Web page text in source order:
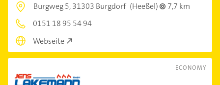
Burgweg 5,31303 Burgdorf (Heeßel)
7,7 km
0151 18 95 54 94
Webseite
ECONOMY